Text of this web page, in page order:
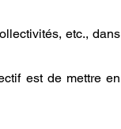
etc., dans
est de mettre en